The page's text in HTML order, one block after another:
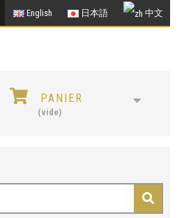
English 日本語 中文
PANIER
(vide)